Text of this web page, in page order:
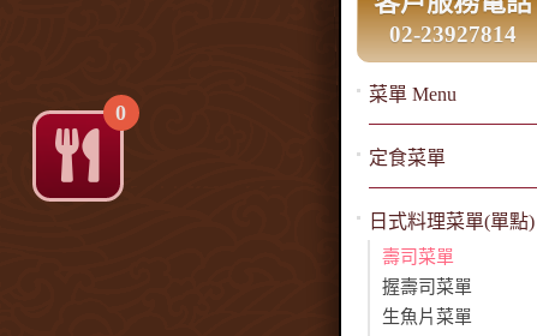
02-23927814
菜單 Menu
定食菜單
日式料理菜單(單點)
壽司菜單
握壽司菜單
生魚片菜單
0